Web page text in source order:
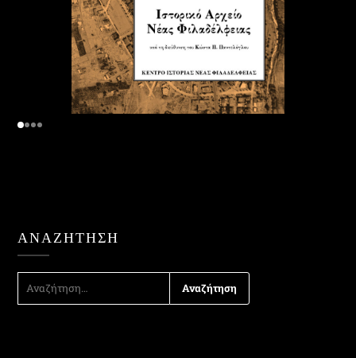
ΑΝΑΖΉΤΗΣΗ
ΑΝΑΖΉΤΗΣΗ